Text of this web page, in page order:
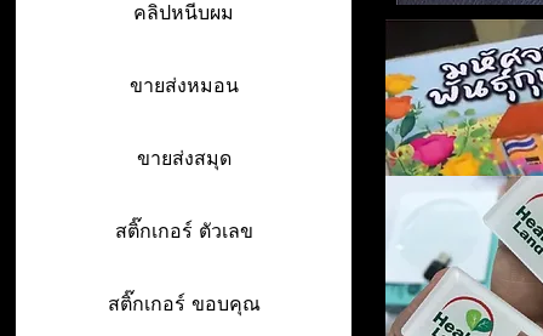
คลิปหนีบผม
ขายส่งหมอน
ขายส่งสมุด
สติ๊กเกอร์ ตัวเลข
สติ๊กเกอร์ ขอบคุณ